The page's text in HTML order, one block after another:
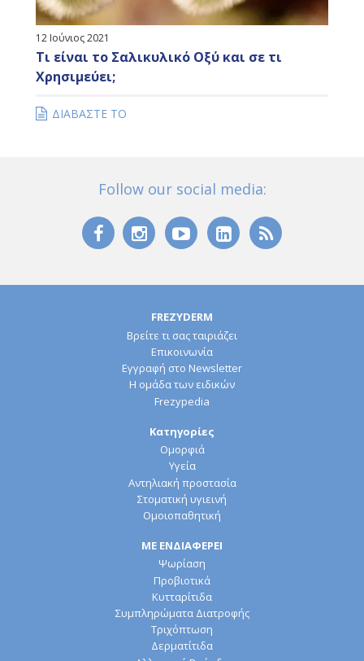
12 Ιούνιος 2021
Τι είναι το Σαλικυλικό Οξύ και σε τι
Χρησιμεύει;
ΔΙΑΒΑΣΤΕ ΤΟ
Follow our social media:
FREZYDERM
Βρείτε τι σας ταιριάζει
Επικοινωνία
Εγγραφή στο Newsletter
Η ομάδα των ειδικών
Frezypedia
Κατηγορίες
Ομορφιά
Υγεία
Αντηλιακή προστασία
Στοματική υγιεινή
Ομοιοπαθητική
ΜΕ ΕΝΔΙΑΦΕΡΕΙ
Ψωρίαση
Προβιοτικά
Κυτταρίτιδα
Συμπληρώματα Διατροφής
Τριχόπτωση
Δερματίτιδα